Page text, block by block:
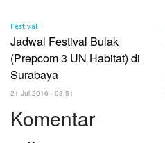
Festival
Jadwal Festival Bulak
(Prepcom 3 UN Habitat) di
Surabaya
21 Jul 2016 - 03:51
Komentar